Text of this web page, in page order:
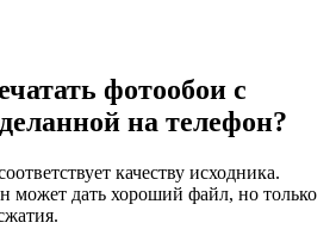
фотообои с
на телефон?
качеству исходника.
может дать хороший файл, но только